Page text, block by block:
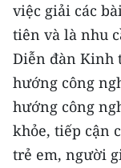
việc giải các
tiên và là nhu
Diễn đàn Kinh
hướng công
hướng công
khỏe, tiếp cận
trẻ em, người